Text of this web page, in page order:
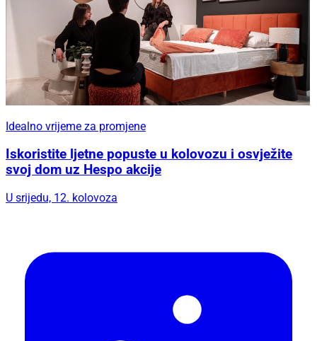
Idealno vrijeme za promjene
Iskoristite ljetne popuste u kolovozu i osvježite
svoj dom uz Hespo akcije
U srijedu, 12. kolovoza